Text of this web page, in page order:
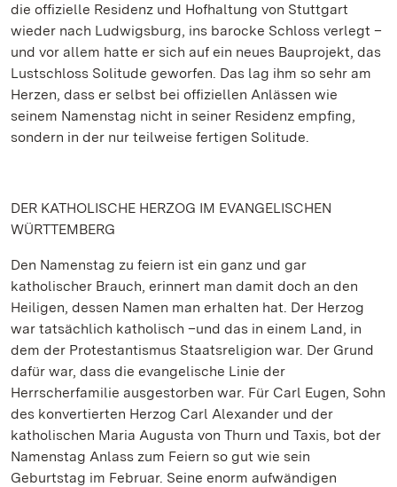
die offizielle Residenz und Hofhaltung von Stuttgart
wieder nach Ludwigsburg, ins barocke Schloss verlegt –
und vor allem hatte er sich auf ein neues Bauprojekt, das
Lustschloss Solitude geworfen. Das lag ihm so sehr am
Herzen, dass er selbst bei offiziellen Anlässen wie
seinem Namenstag nicht in seiner Residenz empfing,
sondern in der nur teilweise fertigen Solitude.
DER KATHOLISCHE HERZOG IM EVANGELISCHEN
WÜRTTEMBERG
Den Namenstag zu feiern ist ein ganz und gar
katholischer Brauch, erinnert man damit doch an den
Heiligen, dessen Namen man erhalten hat. Der Herzog
war tatsächlich katholisch –und das in einem Land, in
dem der Protestantismus Staatsreligion war. Der Grund
dafür war, dass die evangelische Linie der
Herrscherfamilie ausgestorben war. Für Carl Eugen, Sohn
des konvertierten Herzog Carl Alexander und der
katholischen Maria Augusta von Thurn und Taxis, bot der
Namenstag Anlass zum Feiern so gut wie sein
Geburtstag im Februar. Seine enorm aufwändigen